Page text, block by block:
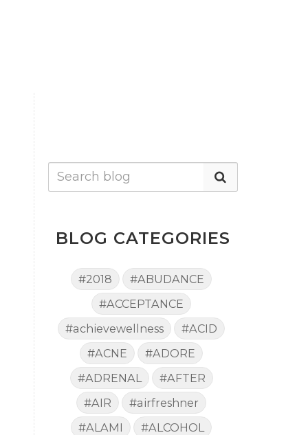
BLOG CATEGORIES
#2018
#ABUDANCE
#ACCEPTANCE
#achievewellness
#ACID
#ACNE
#ADORE
#ADRENAL
#AFTER
#AIR
#airfreshner
#ALAMI
#ALCOHOL